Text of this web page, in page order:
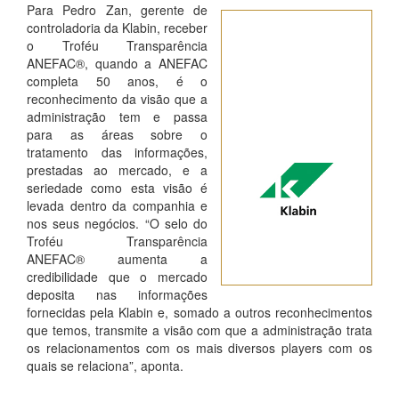
Para Pedro Zan, gerente de
controladoria da Klabin, receber
o Troféu Transparência
ANEFAC®, quando a ANEFAC
completa 50 anos, é o
reconhecimento da visão que a
administração tem e passa
para as áreas sobre o
tratamento das informações,
prestadas ao mercado, e a
seriedade como esta visão é
levada dentro da companhia e
nos seus negócios. “O selo do
Troféu Transparência
ANEFAC® aumenta a
credibilidade que o mercado
deposita nas informações
fornecidas pela Klabin e, somado a outros reconhecimentos
que temos, transmite a visão com que a administração trata
os relacionamentos com os mais diversos players com os
quais se relaciona”, aponta.